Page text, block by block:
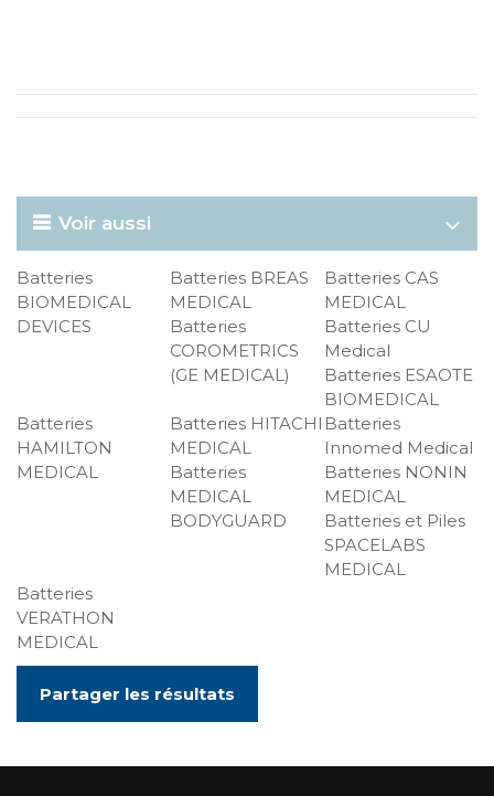
Voir aussi
Batteries
BIOMEDICAL
DEVICES
Batteries BREAS
MEDICAL
Batteries CAS
MEDICAL
Batteries
COROMETRICS
(GE MEDICAL)
Batteries CU
Medical
Batteries ESAOTE
BIOMEDICAL
Batteries
HAMILTON
MEDICAL
Batteries HITACHI
MEDICAL
Batteries
Innomed Medical
Batteries
MEDICAL
BODYGUARD
Batteries NONIN
MEDICAL
Batteries et Piles
SPACELABS
MEDICAL
Batteries
VERATHON
MEDICAL
Partager les résultats